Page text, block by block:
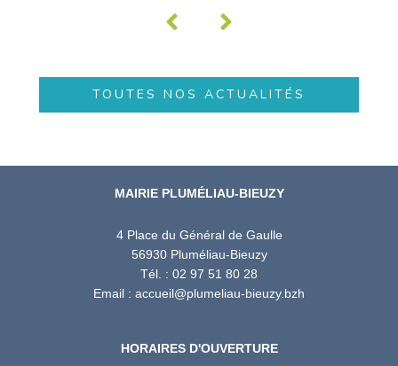
TOUTES NOS ACTUALITÉS
MAIRIE PLUMÉLIAU-BIEUZY
4 Place du Général de Gaulle
56930 Pluméliau-Bieuzy
Tél. : 02 97 51 80 28
Email : accueil@plumeliau-bieuzy.bzh
HORAIRES D'OUVERTURE